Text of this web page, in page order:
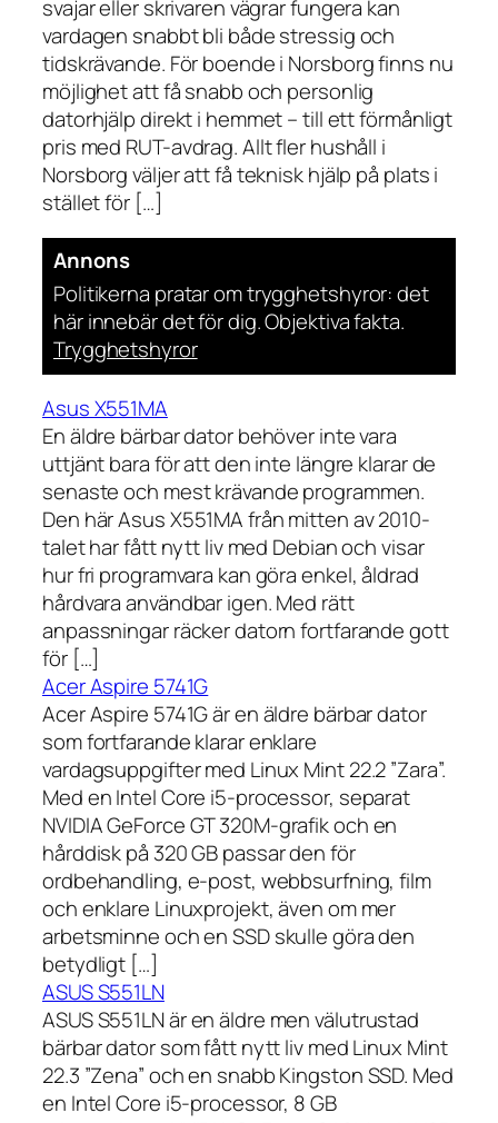
svajar eller skrivaren vägrar fungera kan
vardagen snabbt bli både stressig och
tidskrävande. För boende i Norsborg finns nu
möjlighet att få snabb och personlig
datorhjälp direkt i hemmet – till ett förmånligt
pris med RUT-avdrag. Allt fler hushåll i
Norsborg väljer att få teknisk hjälp på plats i
stället för […]
Annons
Politikerna pratar om trygghetshyror: det
här innebär det för dig. Objektiva fakta.
Trygghetshyror
Asus X551MA
En äldre bärbar dator behöver inte vara
uttjänt bara för att den inte längre klarar de
senaste och mest krävande programmen.
Den här Asus X551MA från mitten av 2010-
talet har fått nytt liv med Debian och visar
hur fri programvara kan göra enkel, åldrad
hårdvara användbar igen. Med rätt
anpassningar räcker datorn fortfarande gott
för […]
Acer Aspire 5741G
Acer Aspire 5741G är en äldre bärbar dator
som fortfarande klarar enklare
vardagsuppgifter med Linux Mint 22.2 ”Zara”.
Med en Intel Core i5-processor, separat
NVIDIA GeForce GT 320M-grafik och en
hårddisk på 320 GB passar den för
ordbehandling, e-post, webbsurfning, film
och enklare Linuxprojekt, även om mer
arbetsminne och en SSD skulle göra den
betydligt […]
ASUS S551LN
ASUS S551LN är en äldre men välutrustad
bärbar dator som fått nytt liv med Linux Mint
22.3 ”Zena” och en snabb Kingston SSD. Med
en Intel Core i5-processor, 8 GB